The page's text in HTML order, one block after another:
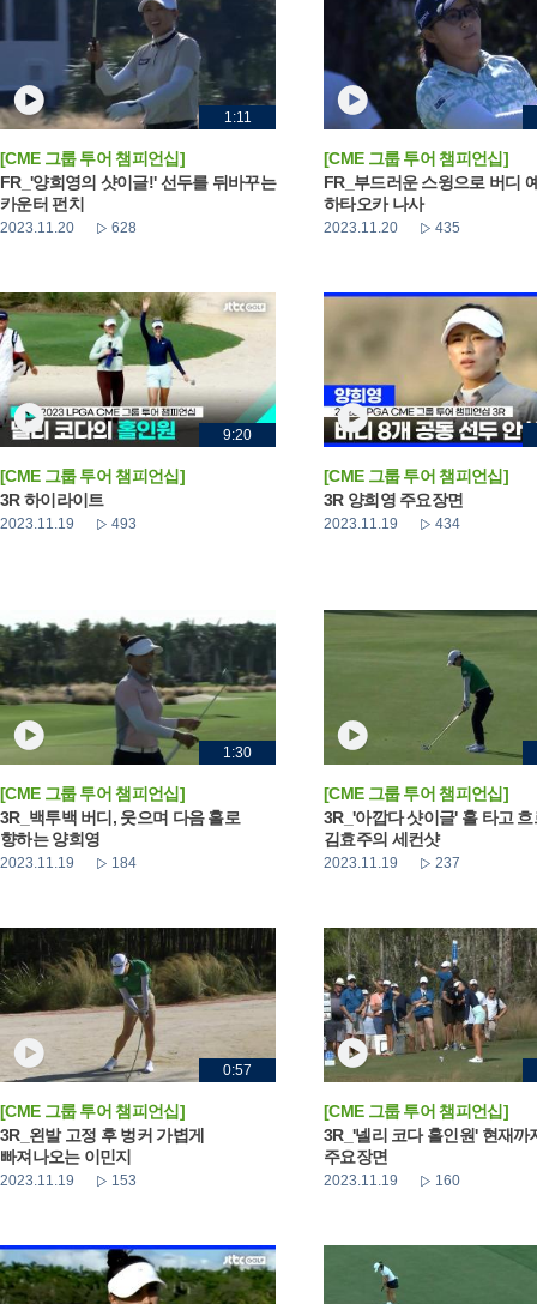
1:11
[CME 그룹 투어 챔피언십]
FR_'양희영의 샷이글!' 선두를 뒤바꾸는
카운터 펀치
2023.11.20 628
[CME 그룹 투어 챔피언십]
FR_부드러운 스윙으로 버디
하타오카 나사
2023.11.20 435
9:20
[CME 그룹 투어 챔피언십]
3R 하이라이트
2023.11.19 493
[CME 그룹 투어 챔피언십]
3R 양희영 주요장면
2023.11.19 434
1:30
[CME 그룹 투어 챔피언십]
3R_백투백 버디, 웃으며 다음 홀로
향하는 양희영
2023.11.19 184
[CME 그룹 투어 챔피언십]
3R_'아깝다 샷이글' 홀 타고 흐
김효주의 세컨샷
2023.11.19 237
0:57
[CME 그룹 투어 챔피언십]
3R_왼발 고정 후 벙커 가볍게
빠져나오는 이민지
2023.11.19 153
[CME 그룹 투어 챔피언십]
3R_'넬리 코다 홀인원' 현재까
주요장면
2023.11.19 160